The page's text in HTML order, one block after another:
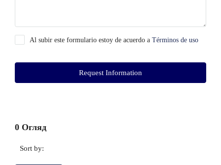
Al subir este formulario estoy de acuerdo a Términos de uso
Request Information
0 Огляд
Sort by: